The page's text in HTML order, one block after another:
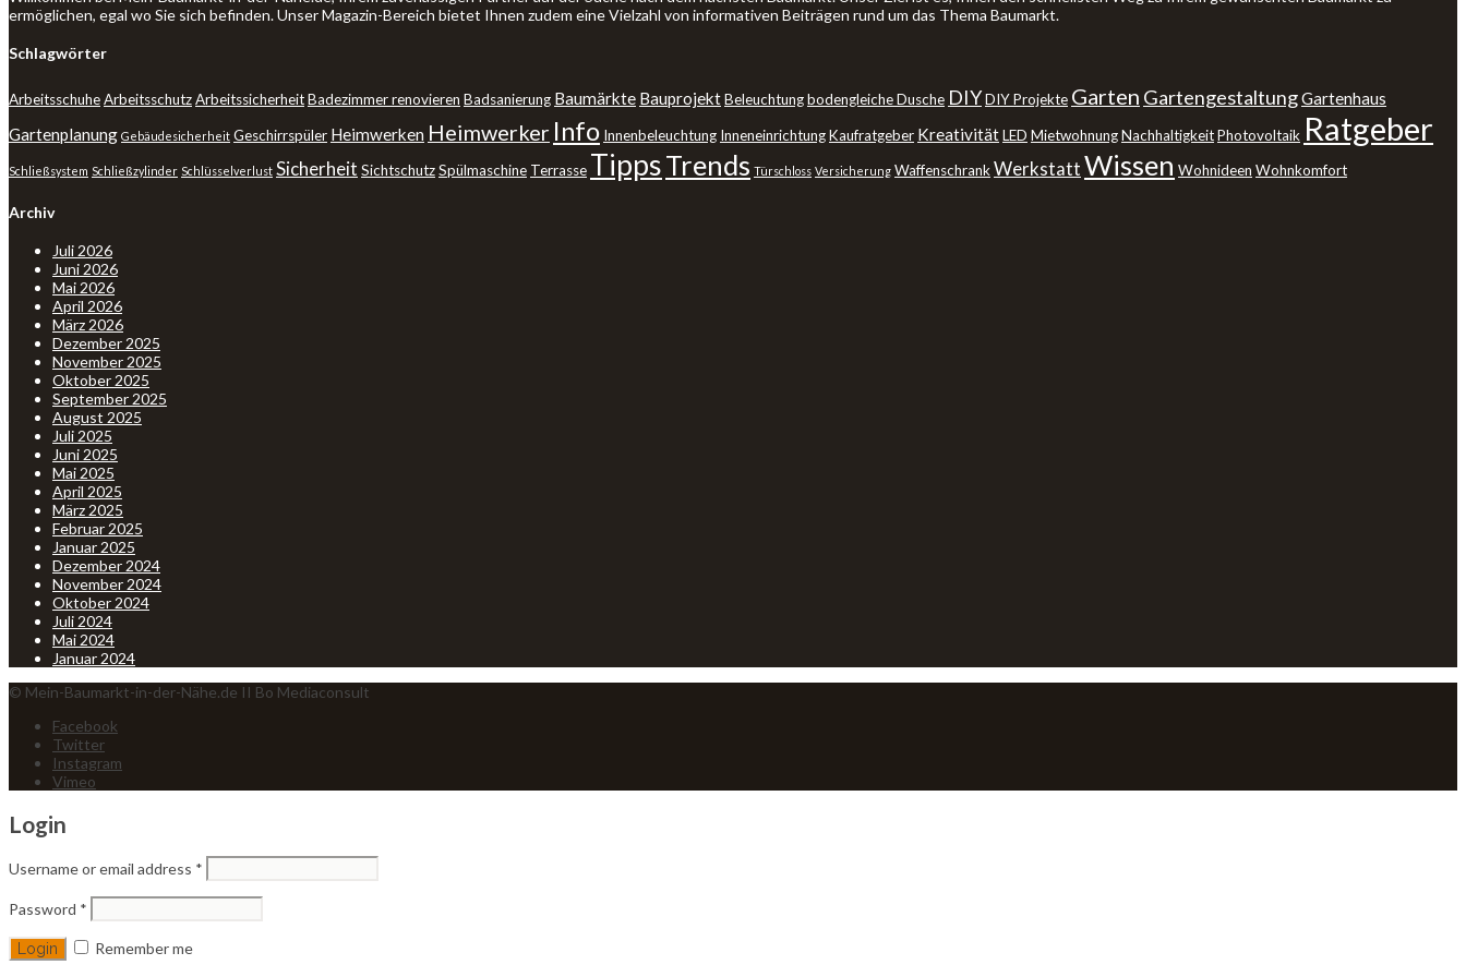
ermöglichen, egal wo Sie sich befinden. Unser Magazin-Bereich bietet Ihnen zudem eine Vielzahl von informativen Beiträgen rund um das Thema Baumarkt.
Schlagwörter
ArbeitsschuheArbeitsschutzArbeitssicherheitBadezimmer renovieren Badsanierung Baumärkte BauprojektBeleuchtungbodengleiche Dusche DIYDIY Projekte Garten GartengestaltungGartenhaus
Gartenplanung Gebäudesicherheit Geschirrspüler Heimwerken Heimwerker Info Innenbeleuchtung InneneinrichtungKaufratgeber KreativitätLED MietwohnungNachhaltigkeitPhotovoltaik Ratgeber
Schließsystem Schließzylinder Schlüsselverlust Sicherheit SichtschutzSpülmaschine Terrasse TippsTrends Türschloss Versicherung WaffenschrankWerkstattWissen Wohnideen Wohnkomfort
Archiv
Juli 2026
Juni 2026
Mai 2026
April 2026
März 2026
Dezember 2025
November 2025
Oktober 2025
September 2025
August 2025
Juli 2025
Juni 2025
Mai 2025
April 2025
März 2025
Februar 2025
Januar 2025
Dezember 2024
November 2024
Oktober 2024
Juli 2024
Mai 2024
Januar 2024
© Mein-Baumarkt-in-der-Nähe.de II Bo Mediaconsult
Facebook
Twitter
Instagram
Vimeo
Login
Username or email address *
Password *
Remember me